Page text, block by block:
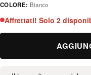
blanco
COLORE: Bianco
Affrettati! Solo 2